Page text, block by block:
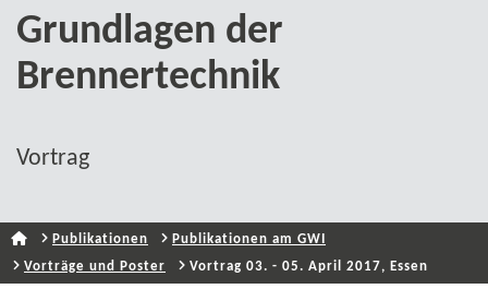
Grundlagen der
Brennertechnik
Vortrag
Publikationen
Publikationen am GWI
Vorträge und Poster
Vortrag 03. - 05. April 2017, Essen